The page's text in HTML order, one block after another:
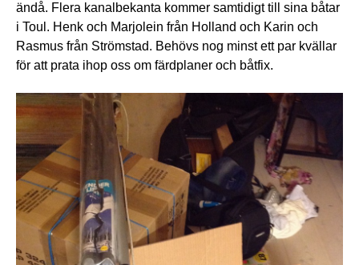
ändå. Flera kanalbekanta kommer samtidigt till sina båtar
i Toul. Henk och Marjolein från Holland och Karin och
Rasmus från Strömstad. Behövs nog minst ett par kvällar
för att prata ihop oss om färdplaner och båtfix.